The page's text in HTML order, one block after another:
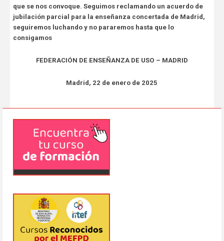
que se nos convoque. Seguimos reclamando un acuerdo de
jubilación parcial para la enseñanza concertada de Madrid,
seguiremos luchando y no pararemos hasta que lo
consigamos
FEDERACIÓN DE ENSEÑANZA DE USO – MADRID
Madrid, 22 de enero de 2025